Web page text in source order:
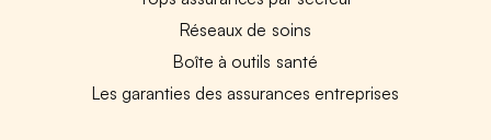
Réseaux de soins
Boîte à outils santé
Les garanties des assurances entreprises